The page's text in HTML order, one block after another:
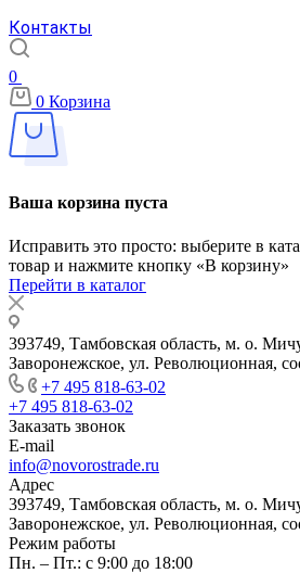
Контакты
0
0 Корзина
Ваша корзина пуста
Исправить это просто: выберите в
товар и нажмите кнопку «В корзину»
Перейти в каталог
393749, Тамбовская область, м. о.
Заворонежское, ул. Революционная,
+7 495 818-63-02
+7 495 818-63-02
Заказать звонок
E-mail
info@novorostrade.ru
Адрес
393749, Тамбовская область, м. о.
Заворонежское, ул. Революционная,
Режим работы
Пн. – Пт.: с 9:00 до 18:00